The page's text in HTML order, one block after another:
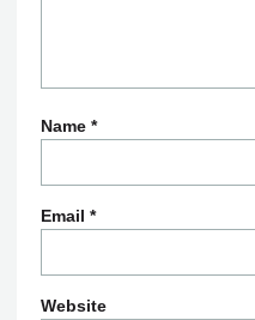
Name *
Email *
Website